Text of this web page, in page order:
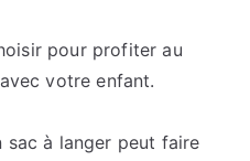
pour profiter au
votre enfant.
sac à langer peut faire